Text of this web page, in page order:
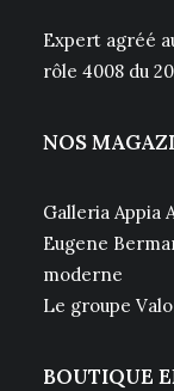
Expert agréé
rôle 4008 du
NOS
Galleria Appia
Eugene
moderne
Le groupe
BOUTIQUE